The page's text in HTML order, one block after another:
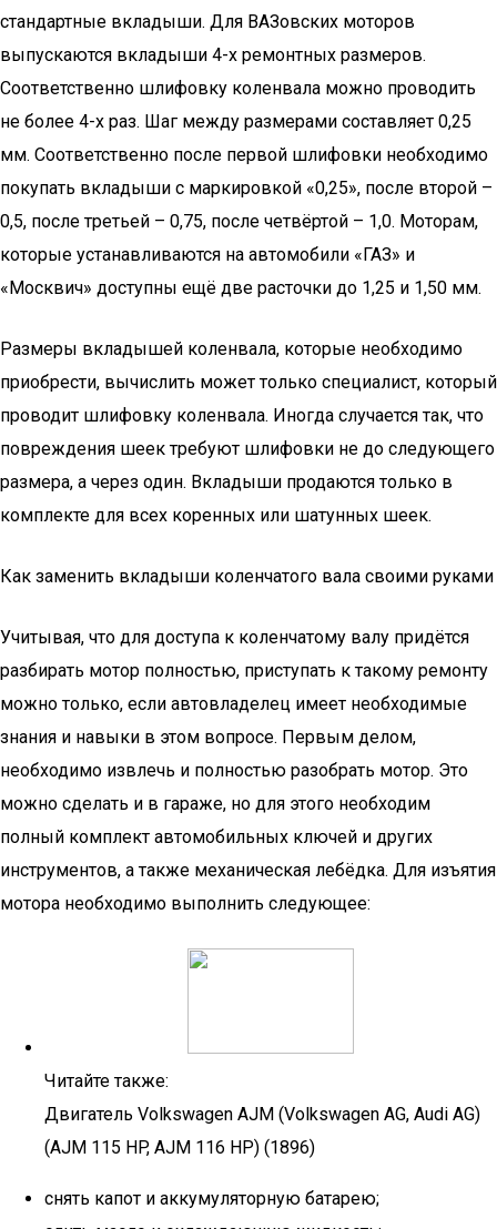
стандартные вкладыши. Для ВАЗовских моторов
выпускаются вкладыши 4-х ремонтных размеров.
Соответственно шлифовку коленвала можно проводить
не более 4-х раз. Шаг между размерами составляет 0,25
мм. Соответственно после первой шлифовки необходимо
покупать вкладыши с маркировкой «0,25», после второй –
0,5, после третьей – 0,75, после четвёртой – 1,0. Моторам,
которые устанавливаются на автомобили «ГАЗ» и
«Москвич» доступны ещё две расточки до 1,25 и 1,50 мм.
Размеры вкладышей коленвала, которые необходимо
приобрести, вычислить может только специалист, который
проводит шлифовку коленвала. Иногда случается так, что
повреждения шеек требуют шлифовки не до следующего
размера, а через один. Вкладыши продаются только в
комплекте для всех коренных или шатунных шеек.
Как заменить вкладыши коленчатого вала своими руками
Учитывая, что для доступа к коленчатому валу придётся
разбирать мотор полностью, приступать к такому ремонту
можно только, если автовладелец имеет необходимые
знания и навыки в этом вопросе. Первым делом,
необходимо извлечь и полностью разобрать мотор. Это
можно сделать и в гараже, но для этого необходим
полный комплект автомобильных ключей и других
инструментов, а также механическая лебёдка. Для изъятия
мотора необходимо выполнить следующее:
Читайте также:
Двигатель Volkswagen AJM (Volkswagen AG, Audi AG)
(AJM 115 HP, AJM 116 HP) (1896)
снять капот и аккумуляторную батарею;